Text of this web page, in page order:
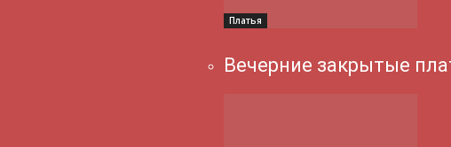
Платья
Вечерние закрытые